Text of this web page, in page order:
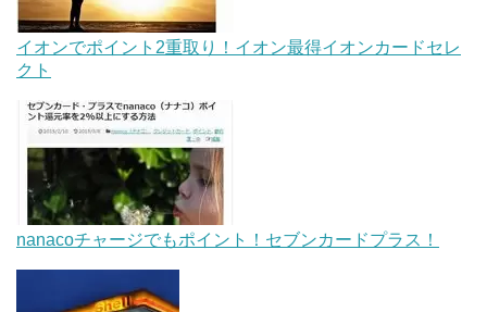
イオンでポイント2重取り！イオン最得イオンカードセレ
クト
nanacoチャージでもポイント！セブンカードプラス！